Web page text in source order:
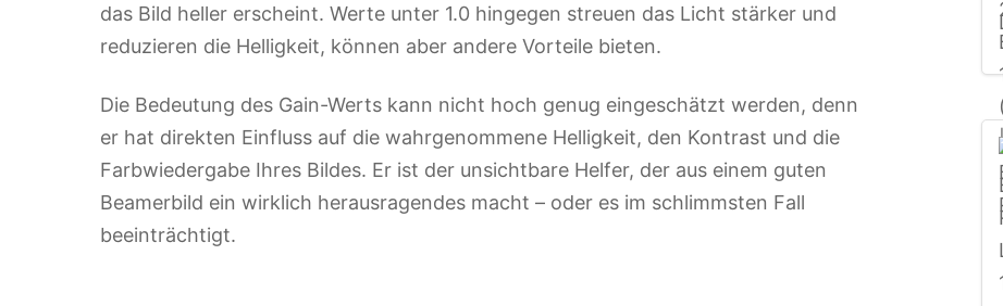
das Bild heller erscheint. Werte unter 1.0 hingegen streuen das Licht stärker und
reduzieren die Helligkeit, können aber andere Vorteile bieten.
Die Bedeutung des Gain-Werts kann nicht hoch genug eingeschätzt werden, denn
er hat direkten Einfluss auf die wahrgenommene Helligkeit, den Kontrast und die
Farbwiedergabe Ihres Bildes. Er ist der unsichtbare Helfer, der aus einem guten
Beamerbild ein wirklich herausragendes macht – oder es im schlimmsten Fall
beeinträchtigt.